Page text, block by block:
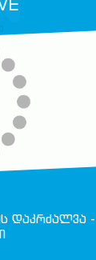
დაკრძალვა -